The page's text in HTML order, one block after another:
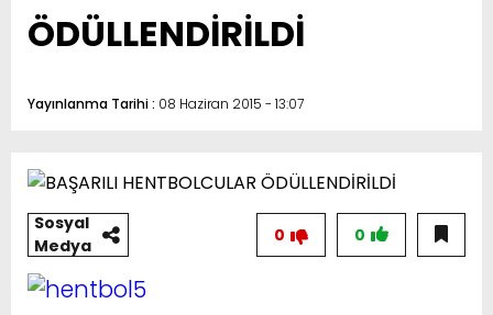
ÖDÜLLENDİRİLDİ
Yayınlanma Tarihi : 08 Haziran 2015 - 13:07
Sosyal
Medya
0
0